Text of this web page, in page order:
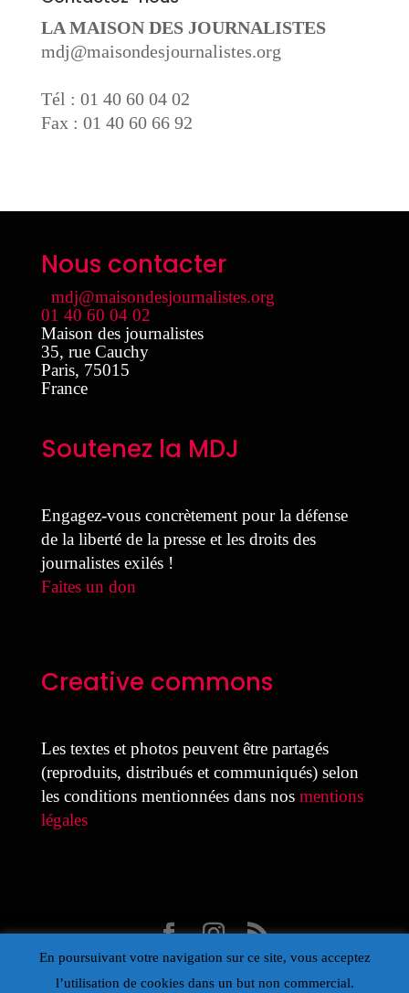
LA MAISON DES JOURNALISTES
mdj@maisondesjournalistes.org
Tél : 01 40 60 04 02
Fax : 01 40 60 66 92
Nous contacter
mdj@maisondesjournalistes.org
01 40 60 04 02
Maison des journalistes
35, rue Cauchy
Paris, 75015
France
Soutenez la MDJ
Engagez-vous concrètement pour la défense
de la liberté de la presse et les droits des
journalistes exilés !
Faites un don
Creative commons
Les textes et photos peuvent être partagés
(reproduits, distribués et communiqués) selon
les conditions mentionnées dans nos mentions
légales
Design Laure Colmant pour la MDJ avec Divi
- Propulsé par Wordpress – Œil de la Maison
En poursuivant votre navigation sur ce site, vous acceptez
l’utilisation de cookies dans un but non commercial.